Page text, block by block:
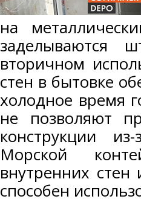
на
заделываются
вторичном
стен в бытовке
холодное время
не позволяют
конструкции
Морской
внутренних
способен